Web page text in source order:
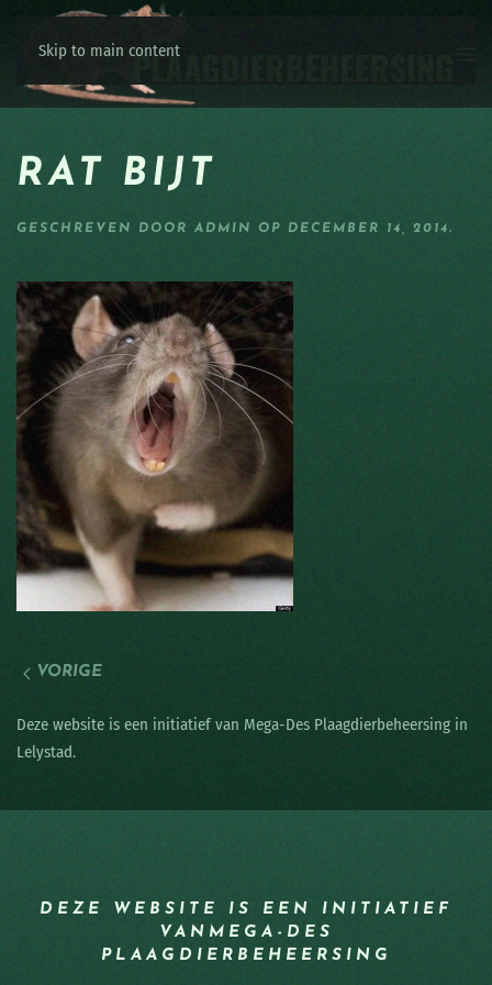
Skip to main content
RAT BIJT
GESCHREVEN DOOR ADMIN OP DECEMBER 14, 2014.
VORIGE
Deze website is een initiatief van Mega-Des Plaagdierbeheersing in
Lelystad.
DEZE WEBSITE IS EEN INITIATIEF
VAN MEGA-DES
PLAAGDIERBEHEERSING